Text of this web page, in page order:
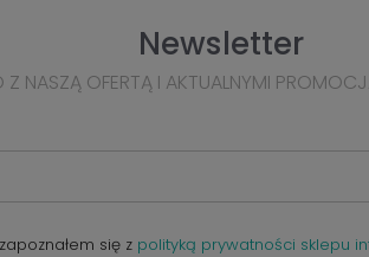
Newsletter
NASZĄ OFERTĄ I AKTUALNYMI
się z polityką prywatności sklepu